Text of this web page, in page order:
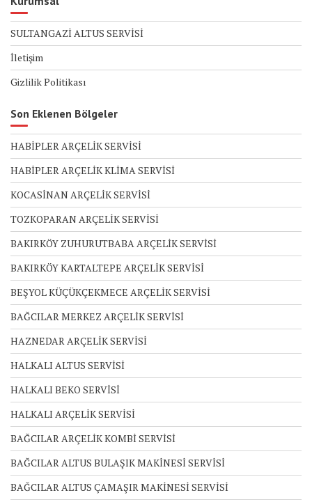
SULTANGAZİ ALTUS SERVİSİ
İletişim
Gizlilik Politikası
Son Eklenen Bölgeler
HABİPLER ARÇELİK SERVİSİ
HABİPLER ARÇELİK KLİMA SERVİSİ
KOCASİNAN ARÇELİK SERVİSİ
TOZKOPARAN ARÇELİK SERVİSİ
BAKIRKÖY ZUHURUTBABA ARÇELİK SERVİSİ
BAKIRKÖY KARTALTEPE ARÇELİK SERVİSİ
BEŞYOL KÜÇÜKÇEKMECE ARÇELİK SERVİSİ
BAĞCILAR MERKEZ ARÇELİK SERVİSİ
HAZNEDAR ARÇELİK SERVİSİ
HALKALI ALTUS SERVİSİ
HALKALI BEKO SERVİSİ
HALKALI ARÇELİK SERVİSİ
BAĞCILAR ARÇELİK KOMBİ SERVİSİ
BAĞCILAR ALTUS BULAŞIK MAKİNESİ SERVİSİ
BAĞCILAR ALTUS ÇAMAŞIR MAKİNESİ SERVİSİ